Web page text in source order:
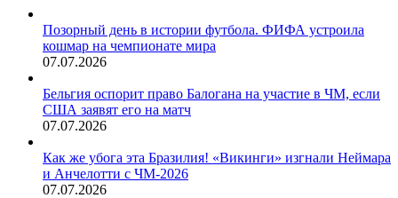
Позорный день в истории футбола. ФИФА устроила
кошмар на чемпионате мира
07.07.2026
Бельгия оспорит право Балогана на участие в ЧМ, если
США заявят его на матч
07.07.2026
Как же убога эта Бразилия! «Викинги» изгнали Неймара
и Анчелотти с ЧМ-2026
07.07.2026